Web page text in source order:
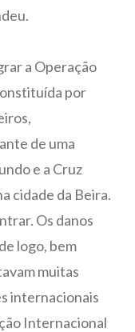
a Operação
por
de uma
e a Cruz
cidade da Beira.
Os danos
logo, bem
muitas
internacionais
Internacional